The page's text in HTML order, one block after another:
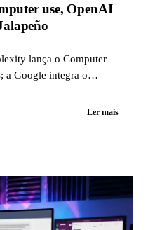
use, OpenAI
lança o Computer
a Google integra o
o primeiro chip de IA
Ler mais